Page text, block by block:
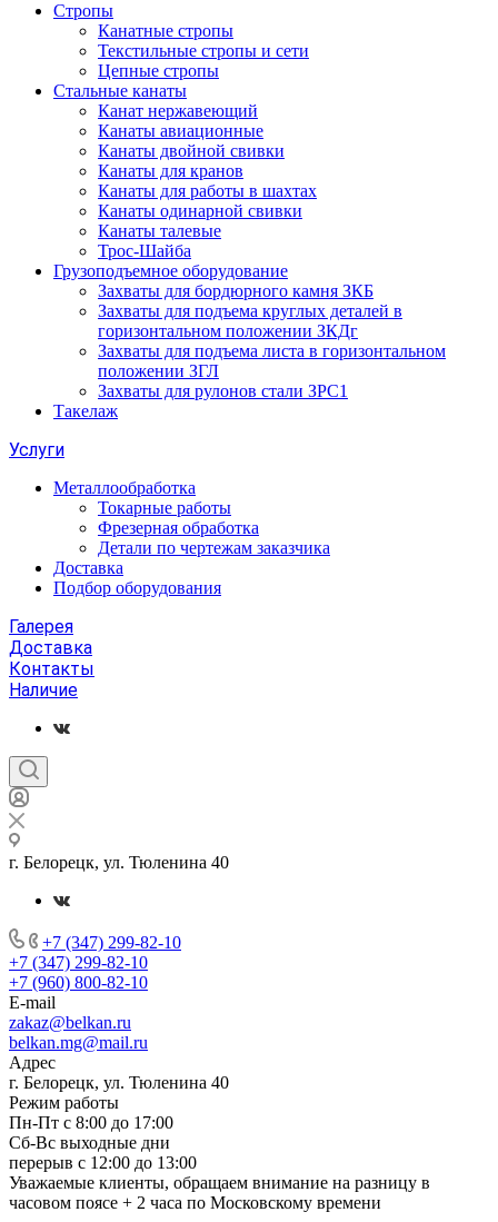
Стропы
Канатные стропы
Текстильные стропы и сети
Цепные стропы
Стальные канаты
Канат нержавеющий
Канаты авиационные
Канаты двойной свивки
Канаты для кранов
Канаты для работы в шахтах
Канаты одинарной свивки
Канаты талевые
Трос-Шайба
Грузоподъемное оборудование
Захваты для бордюрного камня ЗКБ
Захваты для подъема круглых деталей в
горизонтальном положении ЗКДг
Захваты для подъема листа в горизонтальном
положении ЗГЛ
Захваты для рулонов стали ЗРС1
Такелаж
Услуги
Металлообработка
Токарные работы
Фрезерная обработка
Детали по чертежам заказчика
Доставка
Подбор оборудования
Галерея
Доставка
Контакты
Наличие
г. Белорецк, ул. Тюленина 40
+7 (347) 299-82-10
+7 (347) 299-82-10
+7 (960) 800-82-10
E-mail
zakaz@belkan.ru
belkan.mg@mail.ru
Адрес
г. Белорецк, ул. Тюленина 40
Режим работы
Пн-Пт с 8:00 до 17:00
Сб-Вс выходные дни
перерыв с 12:00 до 13:00
Уважаемые клиенты, обращаем внимание на разницу в
часовом поясе + 2 часа по Московскому времени